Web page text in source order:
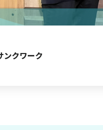
ンクワーク